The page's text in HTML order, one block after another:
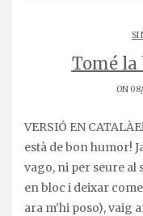
SI
Tomé la
ON
VERSIÓ EN CATALÀEi bones! ^.^ Aquí n’hi ha una que
està de bon humor!
vago, ni per seure al
en bloc i deixar
ara m’hi poso), vaig